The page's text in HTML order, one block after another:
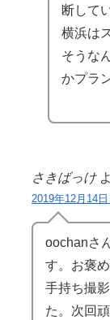
断して
横浜は
そうな
かプラ
さきばっけ
2019年12月14
oochanさ
す。お褒
手持ち撮
た。次回